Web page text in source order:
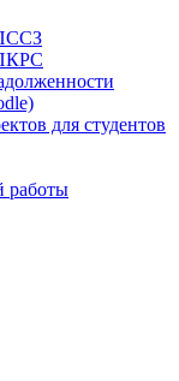
для студентов
работы